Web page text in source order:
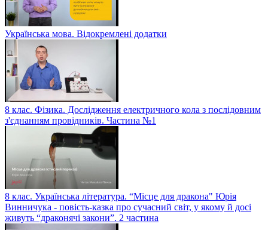
Українська мова. Відокремлені додатки
8 клас. Фізика. Дослідження електричного кола з послідовним
з'єднанням провідників. Частина №1
8 клас. Українська література. “Місце для дракона" Юрія
Винничука - повість-казка про сучасний світ, у якому й досі
живуть “драконячі закони”. 2 частина